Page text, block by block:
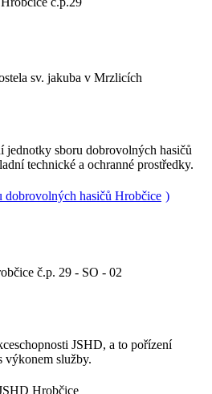
jednotky sboru dobrovolných hasičů
technické a ochranné prostředky.
)
JSHD, a to pořízení
výkonem služby.